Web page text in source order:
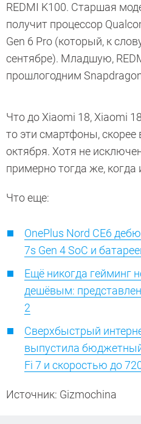
REDMI K100. Старшая
получит процессор
Gen 6 Pro (который, к
сентябре). Младшую,
прошлогодним
Что до Xiaomi 18, Xiaomi
то эти смартфоны, скорее
октября. Хотя не
примерно тогда же, когда
Что еще:
OnePlus Nord CE6
7s Gen 4 SoC и
Ещё никогда гейминг
дешёвым:
2
Сверхбыстрый
выпустила бюджетный
Fi 7 и скоростью до
Источник: Gizmochina